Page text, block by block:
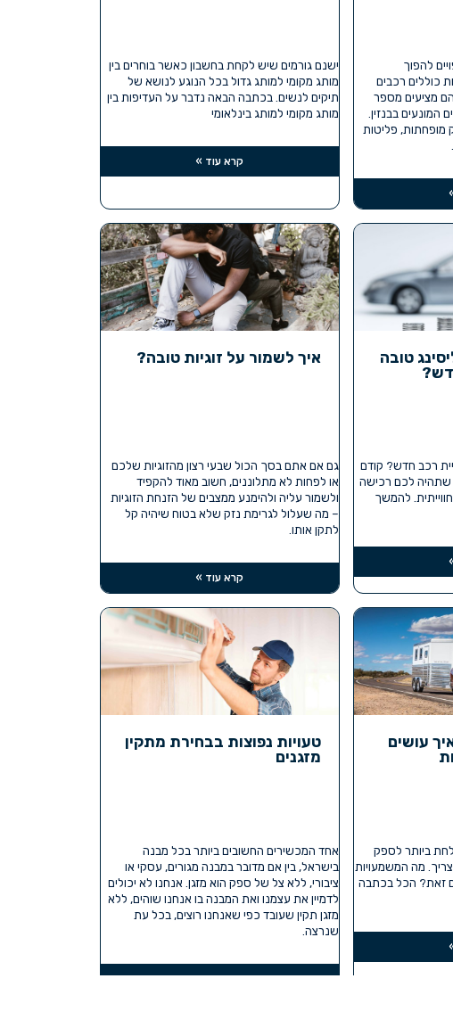
להפוך
כוללים רכבים
מציעים מספר
המונעים בבנזין.
מופחתות, פליטות
ישנם גורמים שיש לקחת בחשבון כאשר בוחרים בין
מותג מקומי למותג גדול בכל הנוגע לנושא של
תיקים לנשים. בכתבה הבאה נדבר על העדיפות בין
מותג מקומי למותג בינלאומי
קרא עוד »
טובה
רכב חדש? קודם
שתהיה לכם רכישה
להמשך
איך לשמור על זוגיות טובה?
גם אם אתם בסך הכול שבעי רצון מהזוגיות שלכם
או לפחות לא מתלוננים, חשוב מאוד להקפיד
ולשמור עליה ולהימנע ממצבים של הזנחת הזוגיות
– מה שעלול לגרימת נזק שלא בטוח שיהיה קל
לתקן אותו.
קרא עוד »
עושים
ביותר לספק
מה המשמעויות
זאת? הכל בכתבה
טעויות נפוצות בבחירת מתקין
מזגנים
אחד המכשירים החשובים ביותר בכל מבנה
בישראל, בין אם מדובר במבנה מגורים, עסקי או
ציבורי, ללא צל של ספק הוא מזגן. אנחנו לא יכולים
לדמיין את עצמנו ואת המבנה בו אנחנו שוהים, ללא
מזגן תקין שעובד כפי שאנחנו רוצים, בכל עת
שנרצה.
קרא עוד »